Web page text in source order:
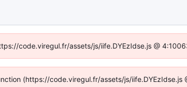
code.viregul.fr/assets/js/iife.DYEzIdse.js @
(https://code.viregul.fr/assets/js/